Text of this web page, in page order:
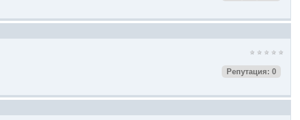
Репутация: 0